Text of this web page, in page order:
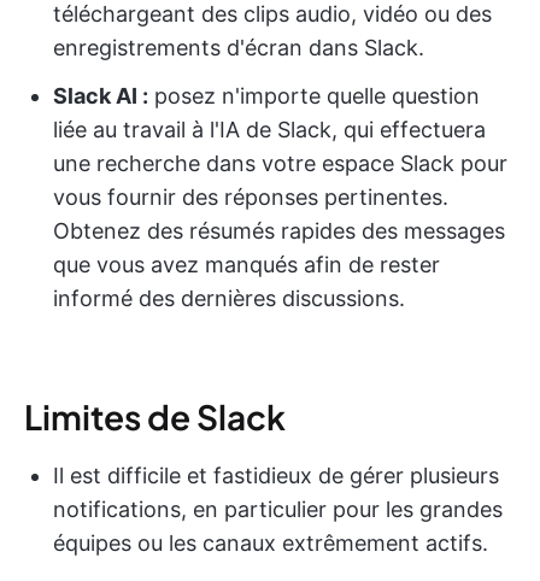
téléchargeant des clips audio, vidéo ou des
enregistrements d'écran dans Slack.
Slack AI : posez n'importe quelle question
liée au travail à l'IA de Slack, qui effectuera
une recherche dans votre espace Slack pour
vous fournir des réponses pertinentes.
Obtenez des résumés rapides des messages
que vous avez manqués afin de rester
informé des dernières discussions.
Limites de Slack
Il est difficile et fastidieux de gérer plusieurs
notifications, en particulier pour les grandes
équipes ou les canaux extrêmement actifs.